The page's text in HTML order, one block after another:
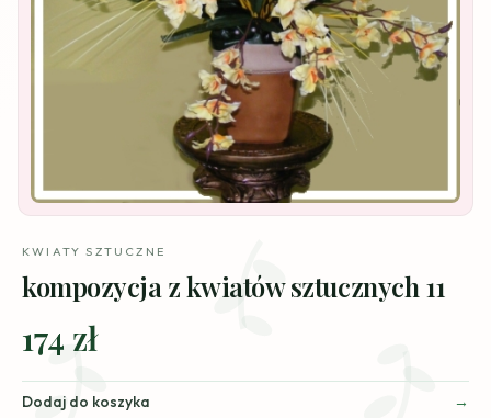
KWIATY SZTUCZNE
kompozycja z kwiatów sztucznych 11
174 zł
Dodaj do koszyka